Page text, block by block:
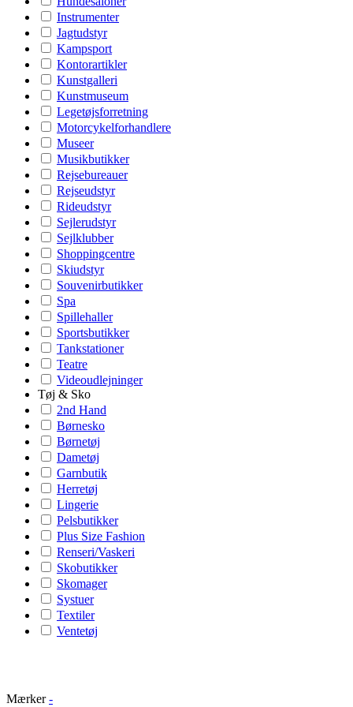
Instrumenter
Jagtudstyr
Kampsport
Kontorartikler
Kunstgalleri
Kunstmuseum
Legetøjsforretning
Motorcykelforhandlere
Museer
Musikbutikker
Rejsebureauer
Rejseudstyr
Rideudstyr
Sejlerudstyr
Sejlklubber
Shoppingcentre
Skiudstyr
Souvenirbutikker
Spa
Spillehaller
Sportsbutikker
Tankstationer
Teatre
Videoudlejninger
Tøj & Sko
2nd Hand
Børnesko
Børnetøj
Dametøj
Garnbutik
Herretøj
Lingerie
Pelsbutikker
Plus Size Fashion
Renseri/Vaskeri
Skobutikker
Skomager
Systuer
Textiler
Ventetøj
Mærker -